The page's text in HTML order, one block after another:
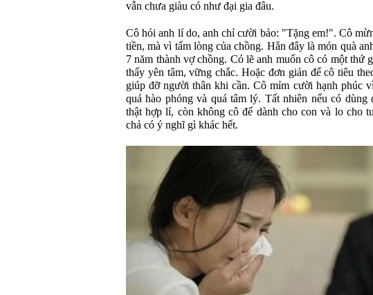
vẫn chưa giàu có như đại gia đâu.
Cô hỏi anh lí do, anh chỉ cười bảo: "Tặng em!". Cô
tiền, mà vì tấm lòng của chồng. Hẳn đây là món quà
7 năm thành vợ chồng. Có lẽ anh muốn cô có một thứ
thấy yên tâm, vững chắc. Hoặc đơn giản để cô tiêu
giúp đỡ người thân khi cần. Cô mỉm cười hạnh phúc
quá hào phóng và quá tâm lý. Tất nhiên nếu có dùng
thật hợp lí, còn không cô để dành cho con và lo cho
chả có ý nghĩ gì khác hết.